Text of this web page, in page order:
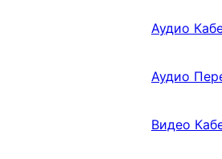
Аудио
Аудио
Видео